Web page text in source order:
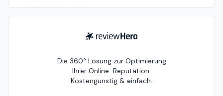
ReviewHero
Die 360° Lösung zur Optimierung
Ihrer Online-Reputation.
Kostengünstig & einfach.